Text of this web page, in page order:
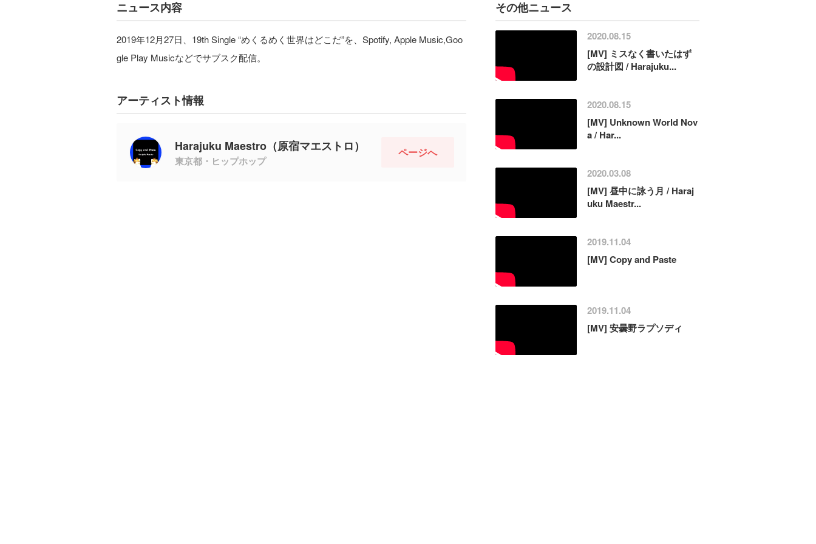
ニュース内容
2019年12月27日、19th Single “めくるめく世界はどこだ”を、Spotify, Apple Music,Goo
gle Play Musicなどでサブスク配信。
アーティスト情報
Harajuku Maestro（原宿マエストロ）
東京都・ヒップホップ
ページへ
その他ニュース
2020.08.15
[MV] ミスなく書いたはず
の設計図 / Harajuku...
2020.08.15
[MV] Unknown World Nov
a / Har...
2020.03.08
[MV] 昼中に詠う月 / Haraj
uku Maestr...
2019.11.04
[MV] Copy and Paste
2019.11.04
[MV] 安曇野ラプソディ